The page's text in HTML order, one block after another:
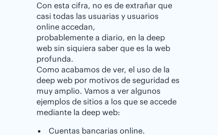
Con esta cifra, no es de extrañar que
casi todas las usuarias y usuarios
online accedan,
probablemente a diario, en la deep
web sin siquiera saber que es la web
profunda.
Como acabamos de ver, el uso de la
deep web por motivos de seguridad es
muy amplio. Vamos a ver algunos
ejemplos de sitios a los que se accede
mediante la deep web:
Cuentas bancarias online.